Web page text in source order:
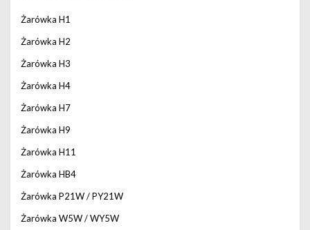
Żarówka H1
Żarówka H2
Żarówka H3
Żarówka H4
Żarówka H7
Żarówka H9
Żarówka H11
Żarówka HB4
Żarówka P21W / PY21W
Żarówka W5W / WY5W